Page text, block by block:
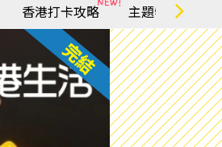
香港打卡攻略 主題特集